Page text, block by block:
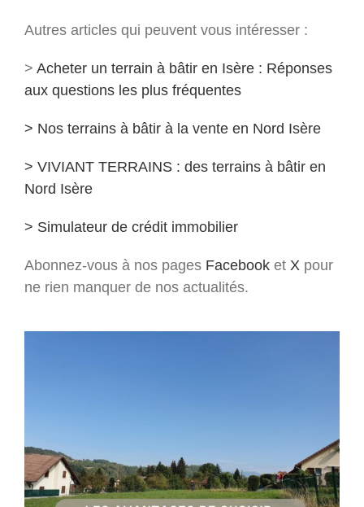
Autres articles qui peuvent vous intéresser :
> Acheter un terrain à bâtir en Isère : Réponses
aux questions les plus fréquentes
> Nos terrains à bâtir à la vente en Nord Isère
> VIVIANT TERRAINS : des terrains à bâtir en
Nord Isère
> Simulateur de crédit immobilier
Abonnez-vous à nos pages Facebook et X pour
ne rien manquer de nos actualités.